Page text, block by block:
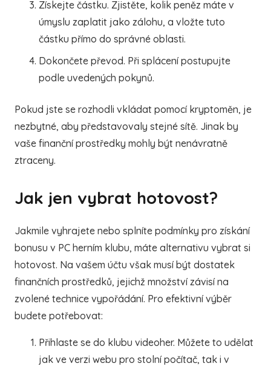
Získejte částku. Zjistěte, kolik peněz máte v
úmyslu zaplatit jako zálohu, a vložte tuto
částku přímo do správné oblasti.
Dokončete převod. Při splácení postupujte
podle uvedených pokynů.
Pokud jste se rozhodli vkládat pomocí kryptoměn, je
nezbytné, aby představovaly stejné sítě. Jinak by
vaše finanční prostředky mohly být nenávratně
ztraceny.
Jak jen vybrat hotovost?
Jakmile vyhrajete nebo splníte podmínky pro získání
bonusu v PC herním klubu, máte alternativu vybrat si
hotovost. Na vašem účtu však musí být dostatek
finančních prostředků, jejichž množství závisí na
zvolené technice vypořádání. Pro efektivní výběr
budete potřebovat:
Přihlaste se do klubu videoher. Můžete to udělat
jak ve verzi webu pro stolní počítač, tak i v